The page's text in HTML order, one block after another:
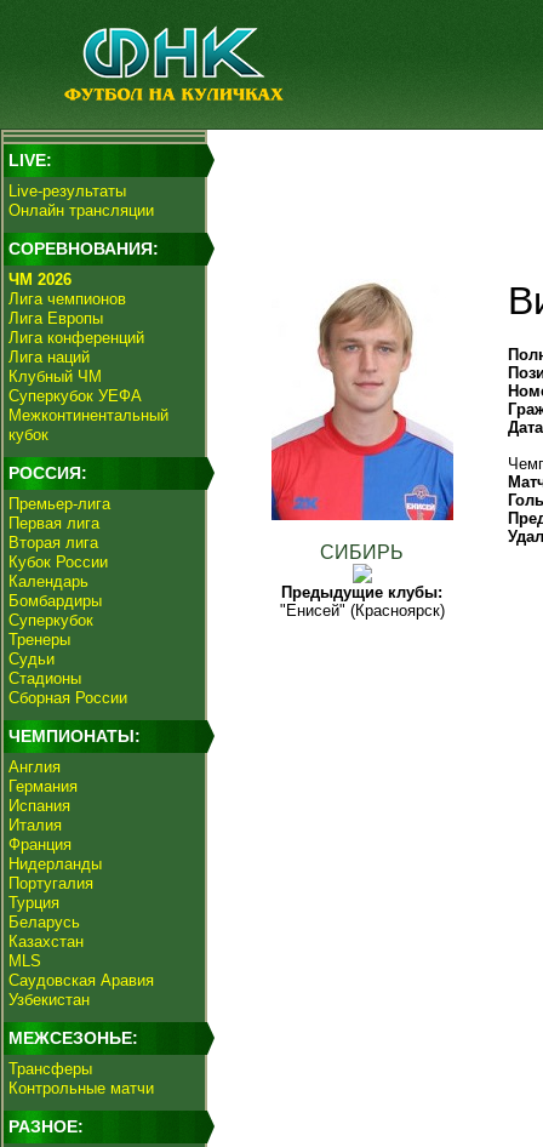
LIVE:
Live-результаты
Онлайн трансляции
СОРЕВНОВАНИЯ:
ЧМ 2026
Лига чемпионов
Лига Европы
Лига конференций
Лига наций
Клубный ЧМ
Суперкубок УЕФА
Межконтинентальный
кубок
РОССИЯ:
Премьер-лига
Первая лига
Вторая лига
Кубок России
Календарь
Бомбардиры
Суперкубок
Тренеры
Судьи
Стадионы
Сборная России
ЧЕМПИОНАТЫ:
Англия
Германия
Испания
Италия
Франция
Нидерланды
Португалия
Турция
Беларусь
Казахстан
MLS
Саудовская Аравия
Узбекистан
МЕЖСЕЗОНЬЕ:
Трансферы
Контрольные матчи
РАЗНОЕ:
СИБИРЬ
Предыдущие клубы:
"Енисей" (Красноярск)